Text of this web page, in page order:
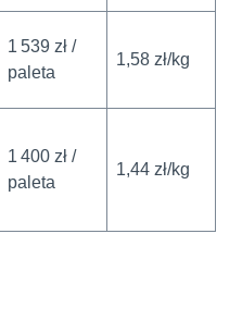
1 539 zł /
paleta
1,58 zł/kg
1 400 zł /
paleta
1,44 zł/kg